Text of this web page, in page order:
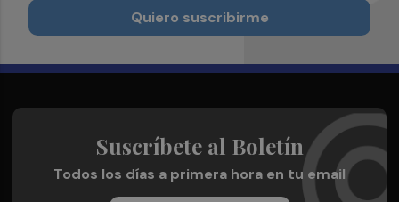
Quiero suscribirme
Suscríbete al Boletín
Todos los días a primera hora en tu email